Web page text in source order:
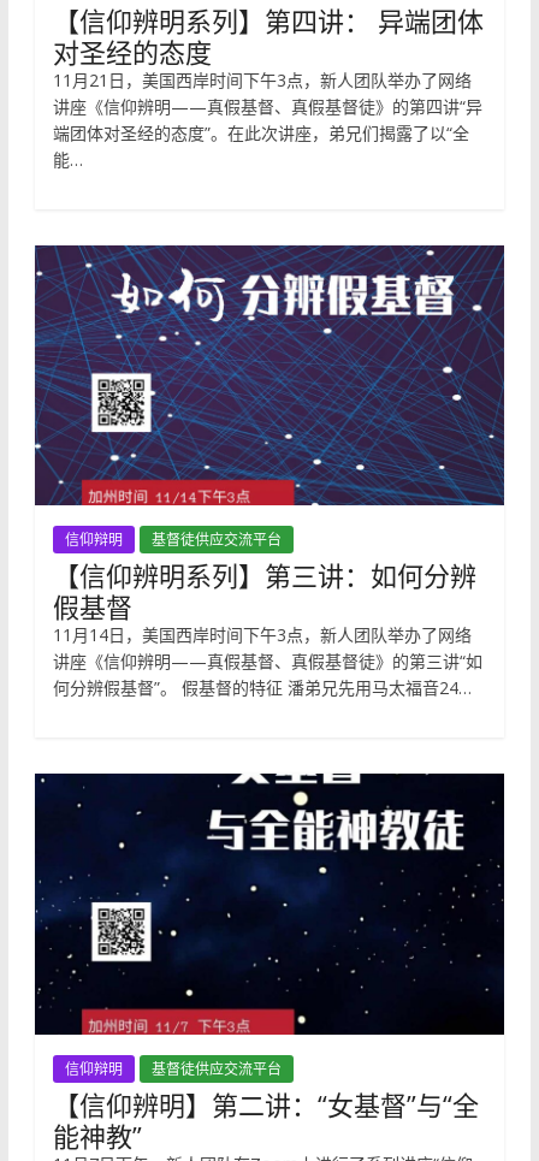
【信仰辨明系列】第四讲： 异端团体
对圣经的态度
11月21日，美国西岸时间下午3点，新人团队举办了网络
讲座《信仰辨明——真假基督、真假基督徒》的第四讲“异
端团体对圣经的态度”。在此次讲座，弟兄们揭露了以“全
能…
信仰辩明 基督徒供应交流平台
【信仰辨明系列】第三讲：如何分辨
假基督
11月14日，美国西岸时间下午3点，新人团队举办了网络
讲座《信仰辨明——真假基督、真假基督徒》的第三讲“如
何分辨假基督”。 假基督的特征 潘弟兄先用马太福音24…
信仰辩明 基督徒供应交流平台
【信仰辨明】第二讲：“女基督”与“全
能神教”